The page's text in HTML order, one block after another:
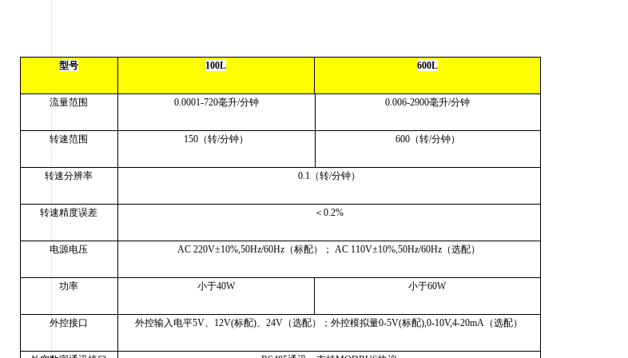
型号 100L 600L
流量范围 0.0001-720毫升/分钟 0.006-2900毫升/分钟
转速范围 150 （转/分钟） 600（转/分钟）
转速分辨率 0.1（转/分钟）
转速精度误差 ＜0.2%
电源电压 AC 220V±10%,50Hz/60Hz （标配）； AC 110V±10%,50Hz/60Hz （选配）
功率 小于40W 小于60W
外控接口 外控输入电平5V、 12V(标配)、24V （选配）；外控模拟量0-5V(标配),0-10V,4-20mA （选配）